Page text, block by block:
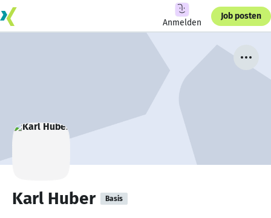
Anmelden
Job posten
Karl Huber Basis